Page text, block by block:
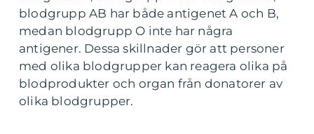
blodgrupp AB har både antigenet A och B,
medan blodgrupp O inte har några
antigener. Dessa skillnader gör att personer
med olika blodgrupper kan reagera olika på
blodprodukter och organ från donatorer av
olika blodgrupper.